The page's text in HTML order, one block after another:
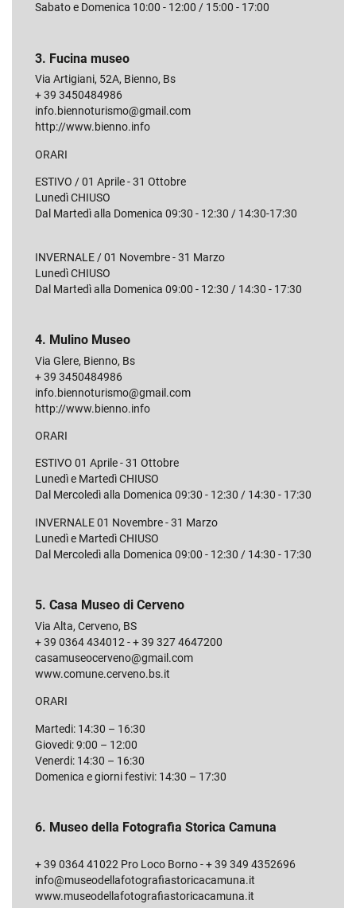
Sabato e Domenica 10:00 - 12:00 / 15:00 - 17:00
3. Fucina museo
Via Artigiani, 52A, Bienno, Bs
+ 39 3450484986
info.biennoturismo@gmail.com
http://www.bienno.info
ORARI
ESTIVO / 01 Aprile - 31 Ottobre
Lunedì CHIUSO
Dal Martedì alla Domenica 09:30 - 12:30 / 14:30-17:30
INVERNALE / 01 Novembre - 31 Marzo
Lunedì CHIUSO
Dal Martedì alla Domenica 09:00 - 12:30 / 14:30 - 17:30
4. Mulino Museo
Via Glere, Bienno, Bs
+ 39 3450484986
info.biennoturismo@gmail.com
http://www.bienno.info
ORARI
ESTIVO 01 Aprile - 31 Ottobre
Lunedì e Martedì CHIUSO
Dal Mercoledì alla Domenica 09:30 - 12:30 / 14:30 - 17:30
INVERNALE 01 Novembre - 31 Marzo
Lunedì e Martedì CHIUSO
Dal Mercoledì alla Domenica 09:00 - 12:30 / 14:30 - 17:30
5. Casa Museo di Cerveno
Via Alta, Cerveno, BS
+ 39 0364 434012 - + 39 327 4647200
casamuseocerveno@gmail.com
www.comune.cerveno.bs.it
ORARI
Martedi: 14:30 – 16:30
Giovedi: 9:00 – 12:00
Venerdi: 14:30 – 16:30
Domenica e giorni festivi: 14:30 – 17:30
6. Museo della Fotografia Storica Camuna
+ 39 0364 41022 Pro Loco Borno - + 39 349 4352696
info@museodellafotografiastoricacamuna.it
www.museodellafotografiastoricacamuna.it